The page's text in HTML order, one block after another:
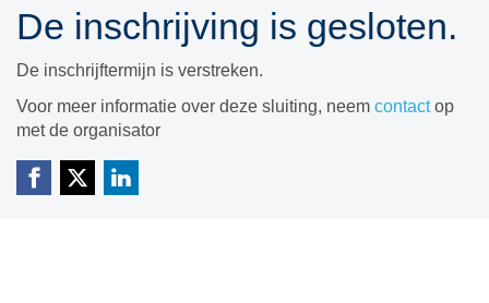
De inschrijving is gesloten.
De inschrijftermijn is verstreken.
Voor meer informatie over deze sluiting, neem contactop
met de organisator